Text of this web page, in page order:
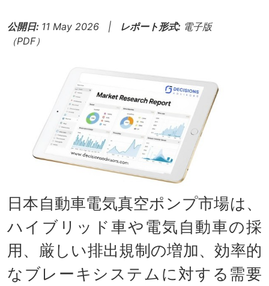
公開日: 11 May 2026 | レポート形式: 電子版
（PDF）
日本自動車電気真空ポンプ市場は、
ハイブリッド車や電気自動車の採
用、厳しい排出規制の増加、効率的
なブレーキシステムに対する需要